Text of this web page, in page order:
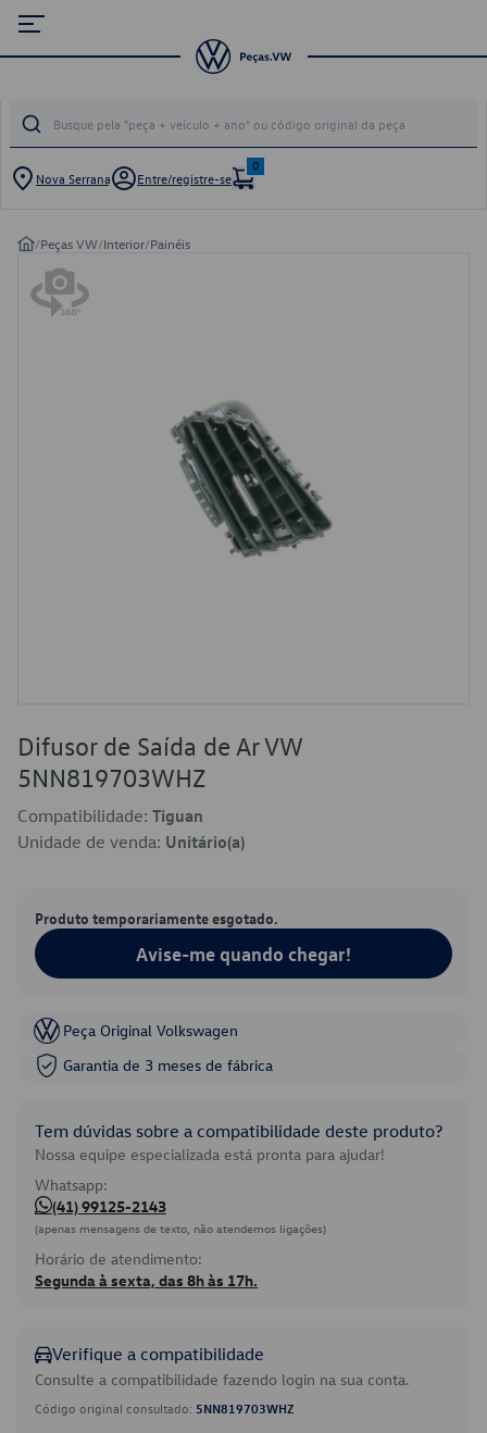
Nova Serrana Entre/registre-se
0
/Peças VW/Interior/Painéis
Difusor de Saída de Ar VW
5NN819703WHZ
Compatibilidade: Tiguan
Unidade de venda: Unitário(a)
Produto temporariamente esgotado.
Avise-me quando chegar!
Peça Original Volkswagen
Garantia de 3 meses de fábrica
Tem dúvidas sobre a compatibilidade deste produto?
Nossa equipe especializada está pronta para ajudar!
Whatsapp:
(41) 99125-2143
(apenas mensagens de texto, não atendemos ligações)
Horário de atendimento:
Segunda à sexta, das 8h às 17h.
Verifique a compatibilidade
Consulte a compatibilidade fazendo login na sua conta.
Código original consultado: 5NN819703WHZ